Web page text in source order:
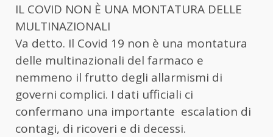
IL COVID NON È UNA MONTATURA DELLE
MULTINAZIONALI
Va detto. Il Covid 19 non è una montatura
delle multinazionali del farmaco e
nemmeno il frutto degli allarmismi di
governi complici. I dati ufficiali ci
confermano una importante escalation di
contagi, di ricoveri e di decessi.